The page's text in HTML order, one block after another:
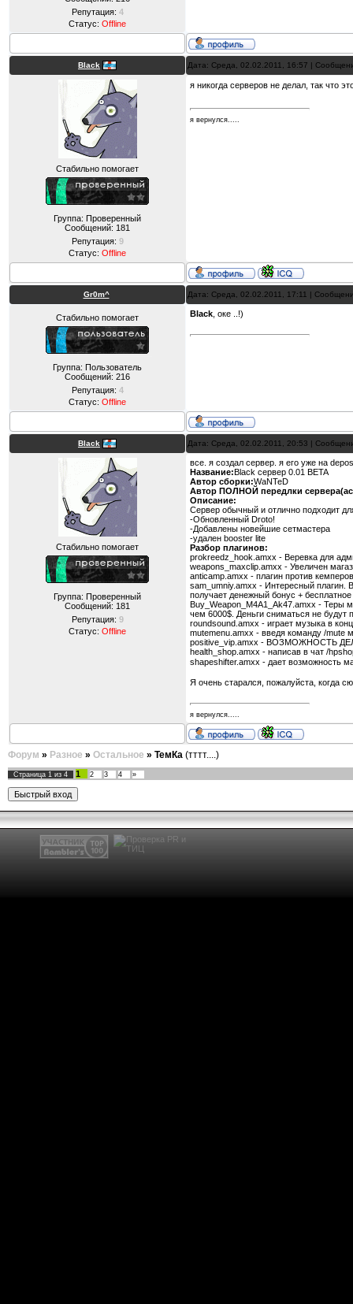
Репутация: 4
Статус: Offline
Black Дата: Среда, 02.02.2011, 16:57 |
Стабильно помогает
Группа: Проверенный
Сообщений: 181
Репутация: 9
Статус: Offline
я никогда серверов не делал, так что
я вернулся.....
Gr0m^ Дата: Среда, 02.02.2011, 17:11 |
Стабильно помогает
Группа: Пользователь
Сообщений: 216
Репутация: 4
Статус: Offline
Black , оке ..!)
Black Дата: Среда, 02.02.2011, 20:53 |
Стабильно помогает
Группа: Проверенный
Сообщений: 181
Репутация: 9
Статус: Offline
все. я создал сервер. я его уже на
Название:Black сервер 0.01 BETA
Автор сборки:WaNTeD
Автор ПОЛНОЙ передлки
Описание:
Сервер обычный и отлично подходит
-Обновленный Droto!
-Добавлены новейшие сетмастера
-удален booster lite
Разбор плагинов:
prokreedz_hook.amxx - Веревка для
weapons_maxclip.amxx - Увеличен
anticamp.amxx - плагин против
sam_umniy.amxx - Интересный плагин.
получает денежный бонус +
Buy_Weapon_M4A1_Ak47.amxx - Теры
чем 6000$. Деньги сниматься не будут
roundsound.amxx - играет музыка в
mutemenu.amxx - введя команду /mute
positive_vip.amxx - ВОЗМОЖНОСТЬ
health_shop.amxx - написав в чат /
shapeshifter.amxx - дает возможность
Я очень старался, пожалуйста, когда
я вернулся.....
Форум » Разное » Остальное » ТемКа (тттт....)
Страница 1 из 4 1 2 3 4 »